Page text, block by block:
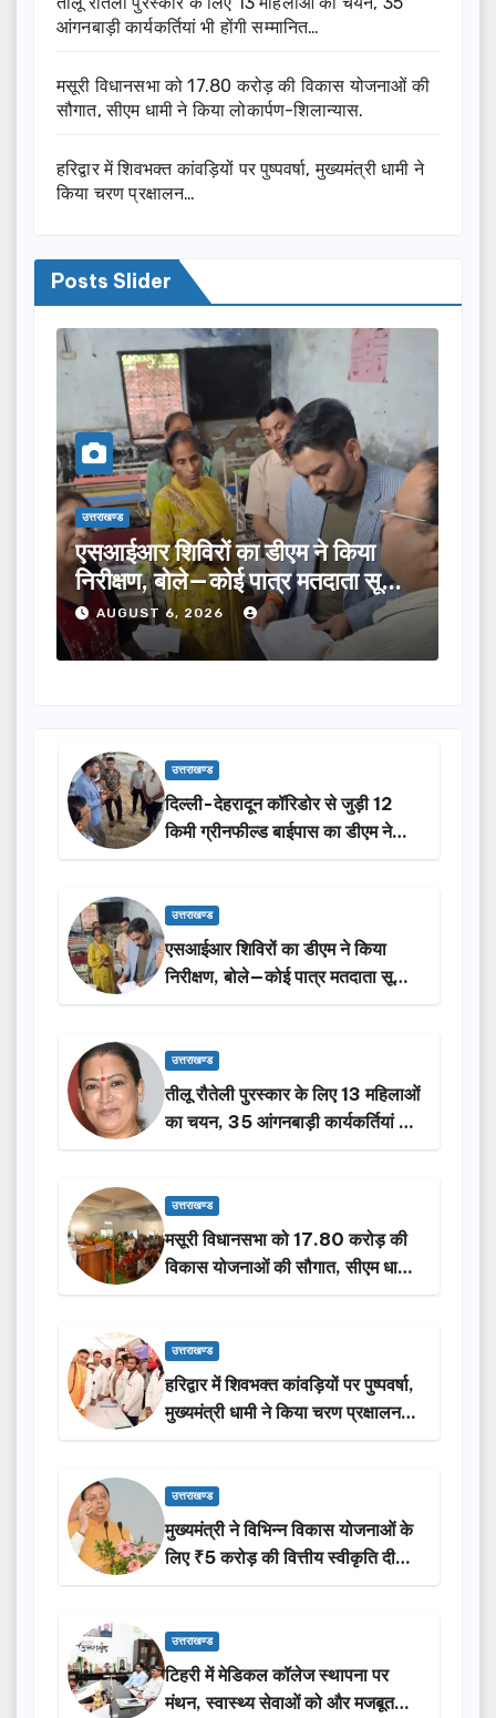
आंगनबाड़ी कार्यकर्तियां भी होंगी सम्मानित…
मसूरी विधानसभा को 17.80 करोड़ की विकास योजनाओं की
सौगात, सीएम धामी ने किया लोकार्पण-शिलान्यास.
हरिद्वार में शिवभक्त कांवड़ियों पर पुष्पवर्षा, मुख्यमंत्री धामी ने
किया चरण प्रक्षालन…
Posts Slider
का डीएम ने किया
पात्र मतदाता सूची
उत्तराखण्ड
तीलू रौतेली पुरस्कार के
का चयन, 35 आंगनबाड़ी
होंगी सम्मानित…
AUGUST 6, 2026
उत्तराखण्ड
दिल्ली-देहरादून कॉरिडोर से जुड़ी 12
किमी ग्रीनफील्ड बाईपास का डीएम ने
किया निरीक्षण…
उत्तराखण्ड
एसआईआर शिविरों का डीएम ने किया
निरीक्षण, बोले—कोई पात्र मतदाता सूची
से न छूटे…
उत्तराखण्ड
तीलू रौतेली पुरस्कार के लिए 13 महिलाओं
का चयन, 35 आंगनबाड़ी कार्यकर्तियां भी
होंगी सम्मानित…
उत्तराखण्ड
मसूरी विधानसभा को 17.80 करोड़ की
विकास योजनाओं की सौगात, सीएम धामी
ने किया लोकार्पण-शिलान्यास.
उत्तराखण्ड
हरिद्वार में शिवभक्त कांवड़ियों पर पुष्पवर्षा,
मुख्यमंत्री धामी ने किया चरण प्रक्षालन…
उत्तराखण्ड
मुख्यमंत्री ने विभिन्न विकास योजनाओं के
लिए ₹5 करोड़ की वित्तीय स्वीकृति दी…
उत्तराखण्ड
टिहरी में मेडिकल कॉलेज स्थापना पर
मंथन, स्वास्थ्य सेवाओं को और मजबूत